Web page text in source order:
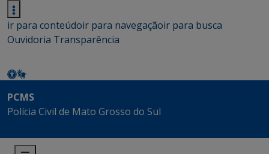
ir para conteúdoir para navegaçãoir para busca
Ouvidoria Transparência
PCMS
Polícia Civil de Mato Grosso do Sul